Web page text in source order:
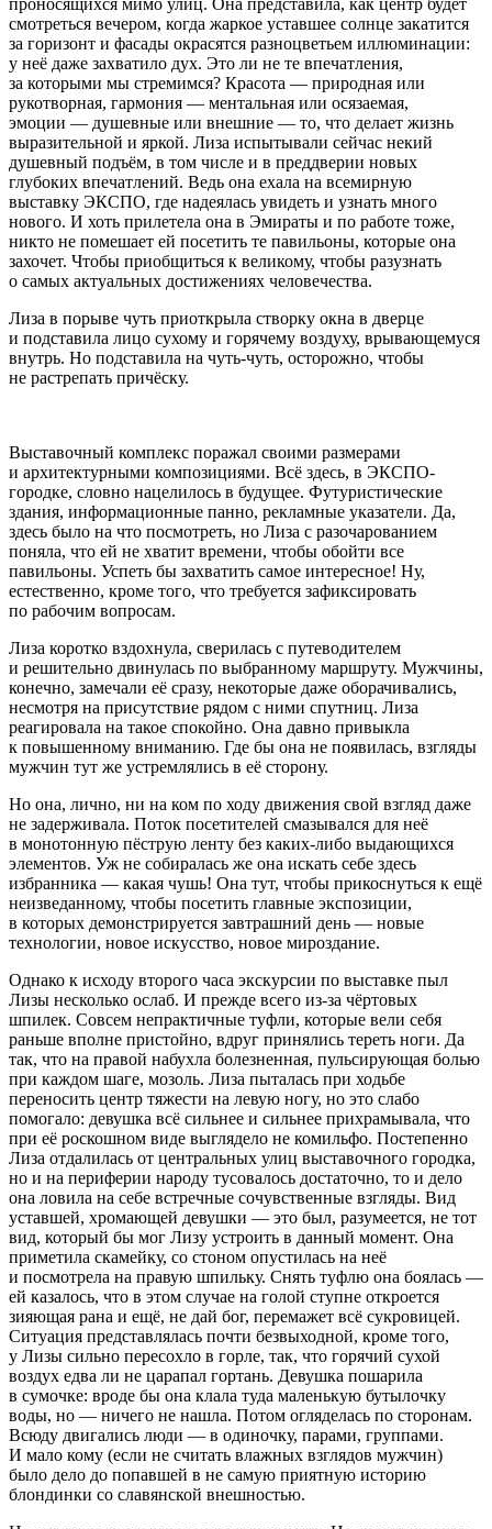
проносящихся мимо улиц. Она представила, как центр будет
смотреться вечером, когда жаркое уставшее солнце закатится
за горизонт и фасады окрасятся разноцветьем иллюминации:
у неё даже захватило дух. Это ли не те впечатления,
за которыми мы стремимся? Красота — природная или
рукотворная, гармония — ментальная или осязаемая,
эмоции — душевные или внешние — то, что делает жизнь
выразительной и яркой. Лиза испытывали сейчас некий
душевный подъём, в том числе и в преддверии новых
глубоких впечатлений. Ведь она ехала на всемирную
выставку ЭКСПО, где надеялась увидеть и узнать много
нового. И хоть прилетела она в Эмираты и по работе тоже,
никто не помешает ей посетить те павильоны, которые она
захочет. Чтобы приобщиться к великому, чтобы разузнать
о самых актуальных достижениях человечества.
Лиза в порыве чуть приоткрыла створку окна в дверце
и подставила лицо сухому и горячему воздуху, врывающемуся
внутрь. Но подставила на чуть-чуть, осторожно, чтобы
не растрепать причёску.
Выставочный комплекс поражал своими размерами
и архитектурными композициями. Всё здесь, в ЭКСПО-
городке, словно нацелилось в будущее. Футуристические
здания, информационные панно, рекламные указатели. Да,
здесь было на что посмотреть, но Лиза с разочарованием
поняла, что ей не хватит времени, чтобы обойти все
павильоны. Успеть бы захватить самое интересное! Ну,
естественно, кроме того, что требуется зафиксировать
по рабочим вопросам.
Лиза коротко вздохнула, сверилась с путеводителем
и решительно двинулась по выбранному маршруту. Мужчины,
конечно, замечали её сразу, некоторые даже оборачивались,
несмотря на присутствие рядом с ними спутниц. Лиза
реагировала на такое спокойно. Она давно привыкла
к повышенному вниманию. Где бы она не появилась, взгляды
мужчин тут же устремлялись в её сторону.
Но она, лично, ни на ком по ходу движения свой взгляд даже
не задерживала. Поток посетителей смазывался для неё
в монотонную пёструю ленту без каких-либо выдающихся
элементов. Уж не собиралась же она искать себе здесь
избранника — какая чушь! Она тут, чтобы прикоснуться к ещё
неизведанному, чтобы посетить главные экспозиции,
в которых демонстрируется завтрашний день — новые
технологии, новое искусство, новое мироздание.
Однако к исходу второго часа экскурсии по выставке пыл
Лизы несколько ослаб. И прежде всего из-за чёртовых
шпилек. Совсем непрактичные туфли, которые вели себя
раньше вполне пристойно, вдруг принялись тереть ноги. Да
так, что на правой набухла болезненная, пульсирующая болью
при каждом шаге, мозоль. Лиза пыталась при ходьбе
переносить центр тяжести на левую ногу, но это слабо
помогало: девушка всё сильнее и сильнее прихрамывала, что
при её роскошном виде выглядело не комильфо. Постепенно
Лиза отдалилась от центральных улиц выставочного городка,
но и на периферии народу тусовалось достаточно, то и дело
она ловила на себе встречные сочувственные взгляды. Вид
уставшей, хромающей девушки — это был, разумеется, не тот
вид, который бы мог Лизу устроить в данный момент. Она
приметила скамейку, со стоном опустилась на неё
и посмотрела на правую шпильку. Снять туфлю она боялась —
ей казалось, что в этом случае на голой ступне откроется
зияющая рана и ещё, не дай бог, перемажет всё сукровицей.
Ситуация представлялась почти безвыходной, кроме того,
у Лизы сильно пересохло в горле, так, что горячий сухой
воздух едва ли не царапал гортань. Девушка пошарила
в сумочке: вроде бы она клала туда маленькую бутылочку
воды, но — ничего не нашла. Потом огляделась по сторонам.
Всюду двигались люди — в одиночку, парами, группами.
И мало кому (если не считать влажных взглядов мужчин)
было дело до попавшей в не самую приятную историю
блондинки со славянской внешностью.